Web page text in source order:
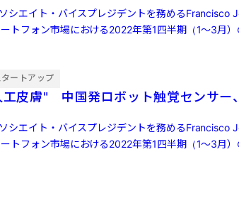
シエイト・バイスプレジデントを務めるFrancisco
トフォン市場における2022年第1四半期（1～3月
タートアップ
皮膚" 中国発ロボット触覚センサー
シエイト・バイスプレジデントを務めるFrancisco
トフォン市場における2022年第1四半期（1～3月